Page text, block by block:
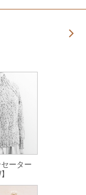
ーター